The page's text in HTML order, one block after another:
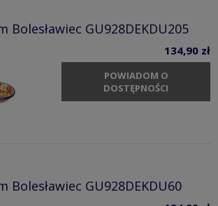
Bolesławiec GU928DEKDU205
134,90 zł
POWIADOM O
DOSTĘPNOŚCI
Bolesławiec GU928DEKDU60